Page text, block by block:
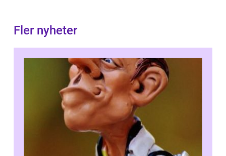
Fler nyheter